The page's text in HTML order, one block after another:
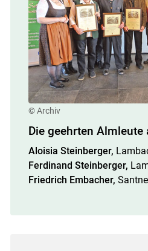
© Archiv
Die geehrten Almleute
Aloisia Steinberger,
Ferdinand Steinberger,
Friedrich Embacher,